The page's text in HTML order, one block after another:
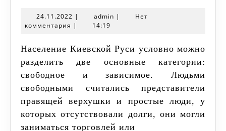
в
Новгороде
24.11.2022 24.11.2022
| admin admin
|
Нет
комментария | 14:19
Население Киевской Руси условно можно
разделить две основные категории:
свободное и зависимое. Людьми
свободными считались представители
правящей верхушки и простые люди, у
которых отсутствовали долги, они могли
заниматься торговлей или